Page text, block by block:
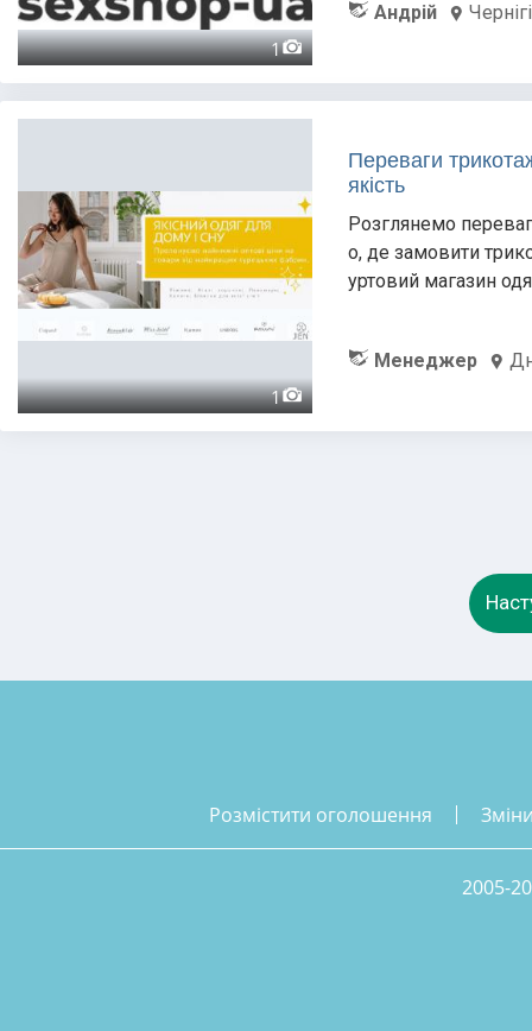
1
Андрій
1
Переваги
якість
Розглянемо
о, де замовити
уртовий магазин
Менеджер
розмістити оголошення
2005-